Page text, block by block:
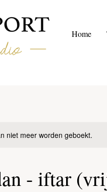
Home
niet meer worden geboekt.
- iftar